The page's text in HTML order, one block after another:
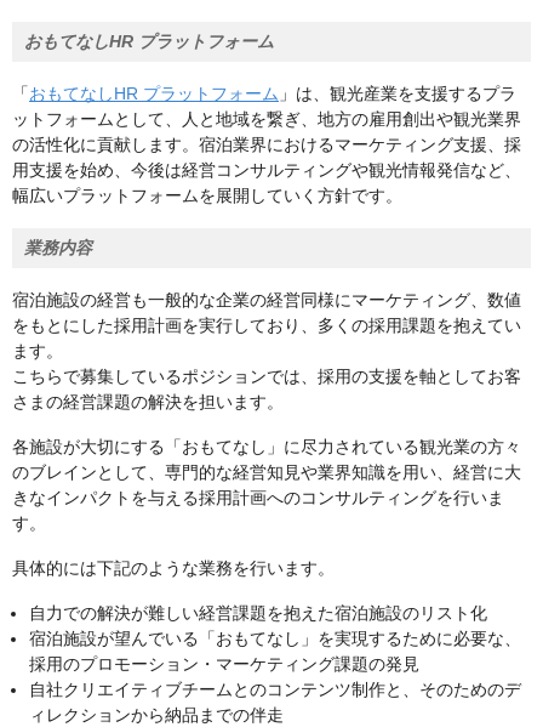
おもてなしHR プラットフォーム
「おもてなしHR プラットフォーム 」は、観光産業を支援するプラ
ットフォームとして、人と地域を繋ぎ、地方の雇用創出や観光業界
の活性化に貢献します。宿泊業界におけるマーケティング支援、採
用支援を始め、今後は経営コンサルティングや観光情報発信など、
幅広いプラットフォームを展開していく方針です。
業務内容
宿泊施設の経営も一般的な企業の経営同様にマーケティング、数値
をもとにした採用計画を実行しており、多くの採用課題を抱えてい
ます。
こちらで募集しているポジションでは、採用の支援を軸としてお客
さまの経営課題の解決を担います。
各施設が大切にする「おもてなし」に尽力されている観光業の方々
のブレインとして、専門的な経営知見や業界知識を用い、経営に大
きなインパクトを与える採用計画へのコンサルティングを行いま
す。
具体的には下記のような業務を行います。
自力での解決が難しい経営課題を抱えた宿泊施設のリスト化
宿泊施設が望んでいる「おもてなし」を実現するために必要な、
採用のプロモーション・マーケティング課題の発見
自社クリエイティブチームとのコンテンツ制作と、そのためのデ
ィレクションから納品までの伴走